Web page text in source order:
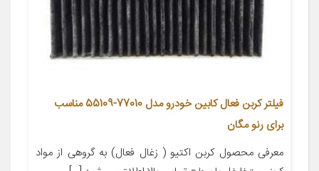
فیلتر کربن فعال کابین خودرو مدل 77010-55109 مناسب
برای رنو مگان
معرفی محصول کربن اکتیو ( زغال فعال) به گروهی از مواد